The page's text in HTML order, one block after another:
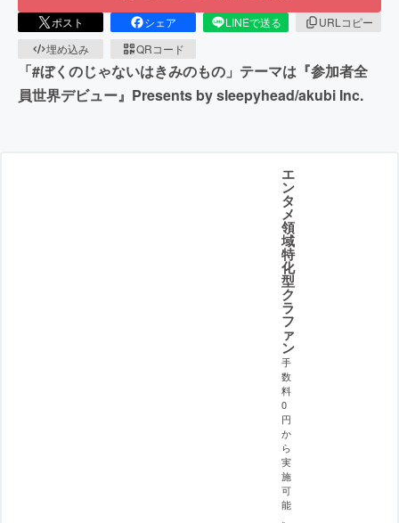
ポスト シェア LINEで送る
URLコピー
埋め込み
QRコード
「#ぼくのじゃないはきみのもの」テーマは『参加者全
員世界デビュー』Presents by sleepyhead/akubi Inc.
エ
ン
タ
メ
領
域
特
化
型
ク
ラ
フ
ァ
ン
手
数
料
0
円
か
ら
実
施
可
能